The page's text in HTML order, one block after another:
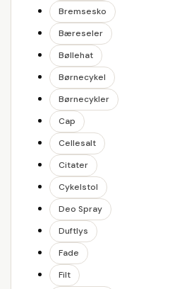
Bremsesko
Bæreseler
Bøllehat
Børnecykel
Børnecykler
Cap
Cellesalt
Citater
Cykelstol
Deo Spray
Duftlys
Fade
Filt